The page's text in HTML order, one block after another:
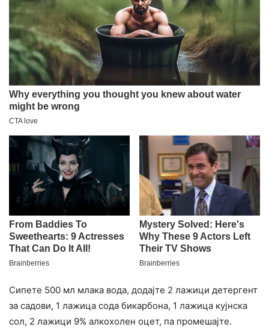
Сипете 500 мл млака вода, додајте 2 лажици детергент
за садови, 1 лажица сода бикарбона, 1 лажица кујнска
сол, 2 лажици 9% алкохолен оцет, па промешајте.